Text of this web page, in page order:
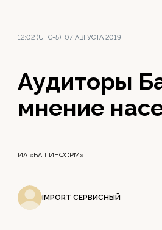
12:02 (UTC+5), 07 АВГУСТА 2019
Аудиторы
мнение
ИА «БАШИНФОРМ»
IMPORT СЕРВИСНЫЙ